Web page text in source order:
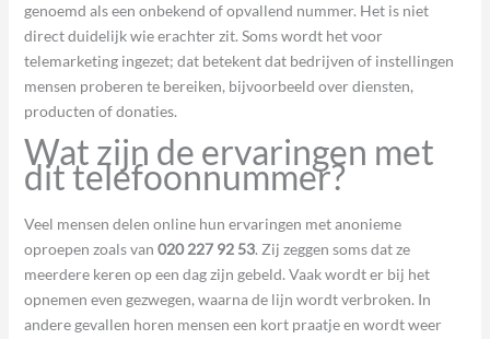
genoemd als een onbekend of opvallend nummer. Het is niet
direct duidelijk wie erachter zit. Soms wordt het voor
telemarketing ingezet; dat betekent dat bedrijven of instellingen
mensen proberen te bereiken, bijvoorbeeld over diensten,
producten of donaties.
Wat zijn de ervaringen met
dit telefoonnummer?
Veel mensen delen online hun ervaringen met anonieme
oproepen zoals van 020 227 92 53. Zij zeggen soms dat ze
meerdere keren op een dag zijn gebeld. Vaak wordt er bij het
opnemen even gezwegen, waarna de lijn wordt verbroken. In
andere gevallen horen mensen een kort praatje en wordt weer